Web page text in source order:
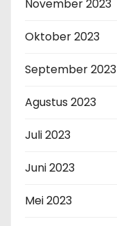
November 2023
Oktober 2023
September 2023
Agustus 2023
Juli 2023
Juni 2023
Mei 2023